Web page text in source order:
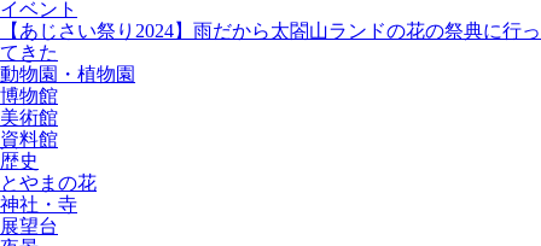
イベント
【あじさい祭り2024】雨だから太閤山ランドの花の祭典に行っ
てきた
動物園・植物園
博物館
美術館
資料館
歴史
とやまの花
神社・寺
展望台